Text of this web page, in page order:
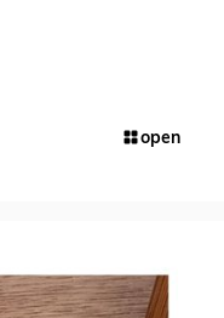
open
roze gekleurd en aan de